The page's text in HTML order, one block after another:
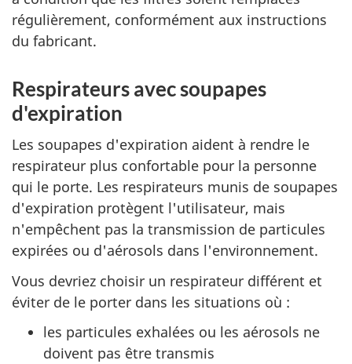
régulièrement, conformément aux instructions
du fabricant.
Respirateurs avec soupapes
d'expiration
Les soupapes d'expiration aident à rendre le
respirateur plus confortable pour la personne
qui le porte. Les respirateurs munis de soupapes
d'expiration protègent l'utilisateur, mais
n'empêchent pas la transmission de particules
expirées ou d'aérosols dans l'environnement.
Vous devriez choisir un respirateur différent et
éviter de le porter dans les situations où :
les particules exhalées ou les aérosols ne
doivent pas être transmis